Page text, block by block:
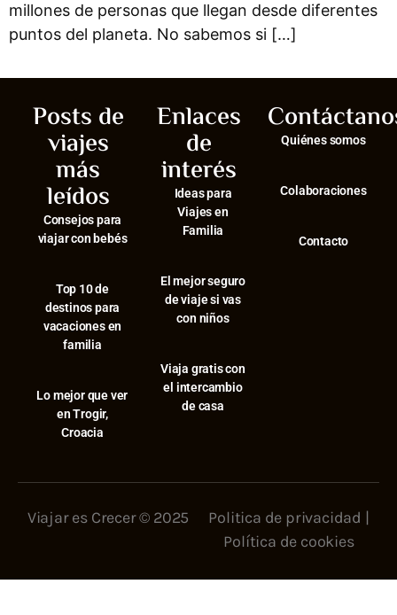
millones de personas que llegan desde diferentes
puntos del planeta. No sabemos si […]
Posts de
viajes
más
leídos
Consejos para
viajar con bebés
⁠Top 10 de
destinos para
vacaciones en
familia
⁠Lo mejor que ver
en Trogir,
Croacia
Enlaces
de
interés
Ideas para
Viajes en
Familia
El mejor seguro
de viaje si vas
con niños
Viaja gratis con
el intercambio
de casa
Quiénes somos
Colaboraciones
Contacto
Viajar es Crecer © 2025 Politica de privacidad |
Política de cookies